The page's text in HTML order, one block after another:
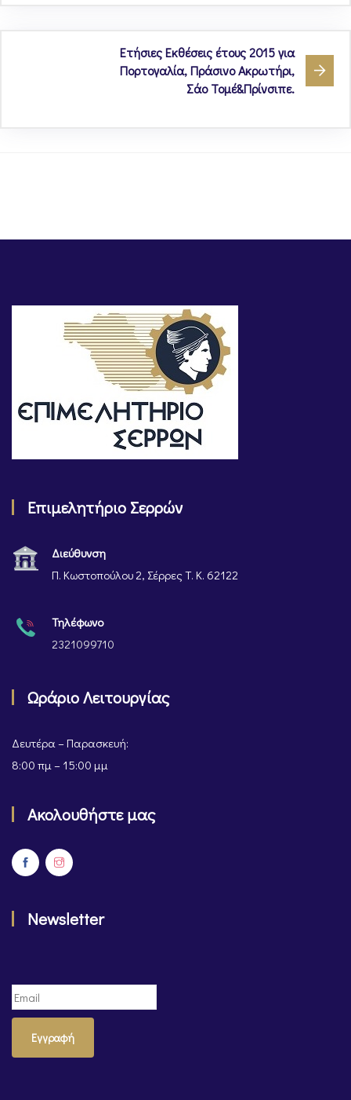
Ετήσιες Εκθέσεις έτους 2015 για
Πορτογαλία, Πράσινο Ακρωτήρι,
Σάο Τομέ&Πρίνσιπε.
Επιμελητήριο Σερρών
Διεύθυνση
Π. Κωστοπούλου 2, Σέρρες Τ. Κ. 62122
Τηλέφωνο
2321099710
Ωράριο Λειτουργίας
Δευτέρα – Παρασκευή:
8:00 πμ – 15:00 μμ
Ακολουθήστε μας
Newsletter
Εγγραφή